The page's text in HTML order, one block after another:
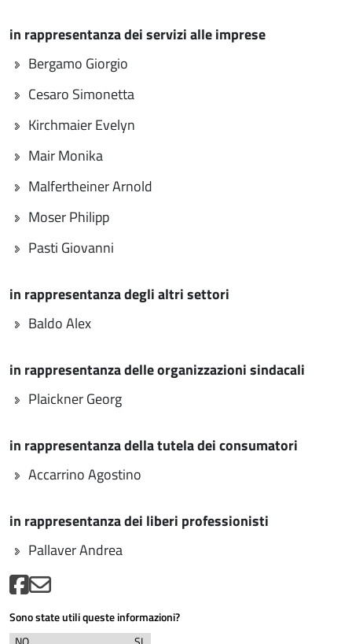
in rappresentanza dei servizi alle imprese
Bergamo Giorgio
Cesaro Simonetta
Kirchmaier Evelyn
Mair Monika
Malfertheiner Arnold
Moser Philipp
Pasti Giovanni
in rappresentanza degli altri settori
Baldo Alex
in rappresentanza delle organizzazioni sindacali
Plaickner Georg
in rappresentanza della tutela dei consumatori
Accarrino Agostino
in rappresentanza dei liberi professionisti
Pallaver Andrea
Sono state utili queste informazioni?